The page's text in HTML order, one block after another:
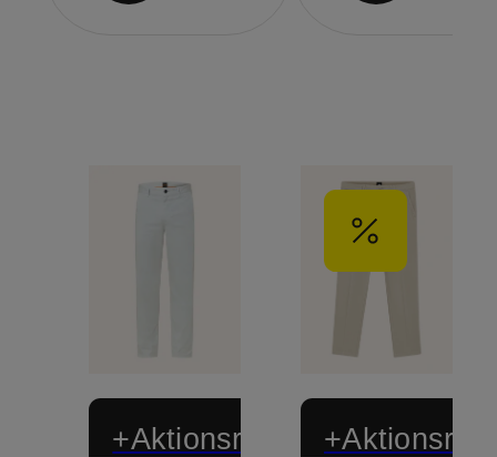
+Aktionsrabatt